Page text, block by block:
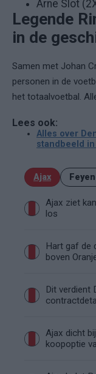
Arne Slot
Legende
in de
Samen met Johan
personen in de
het totaalvoetbal.
Lees ook:
Alles over
standbeeld
Ajax
Ajax ziet
los
Hart gaf de
boven
Dit verdient
Ajax dicht
koopoptie